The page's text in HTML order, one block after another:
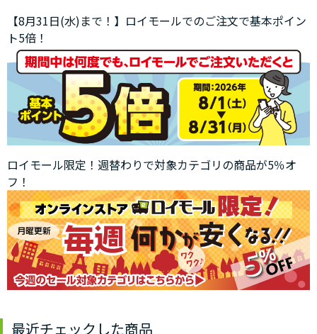
【8月31日(水)まで！】ロイモールでのご注文で基本ポイン
ト5倍！
ロイモール限定！週替わりで対象カテゴリの商品が5％オ
フ！
最近チェックした商品